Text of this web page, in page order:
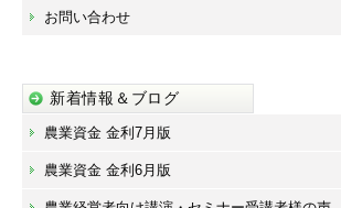
お問い合わせ
新着情報＆ブログ
農業資金 金利7月版
農業資金 金利6月版